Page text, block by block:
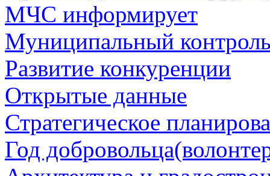
МЧС информирует
Муниципальный
Развитие конкуренции
Открытые данные
Стратегическое
Год